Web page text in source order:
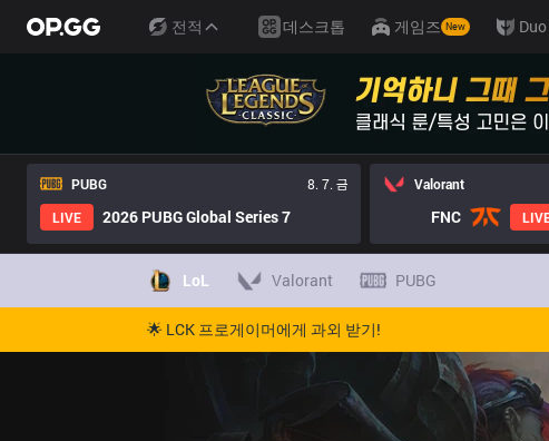
전적 데스크톱 게임즈 New Duo
PUBG
8. 7. 금
LIVE
2026 PUBG Global Series 7
Valorant
FNC
LoL Valorant PUBG
🌟 LCK 프로게이머에게 과외 받기!